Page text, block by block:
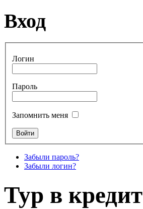
Вход
Логин
Пароль
Запомнить меня
Забыли пароль?
Забыли логин?
Тур в кредит